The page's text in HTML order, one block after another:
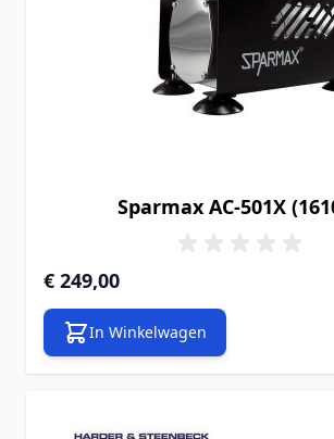
Sparmax AC-501X
€ 249,00
In Winkelwagen